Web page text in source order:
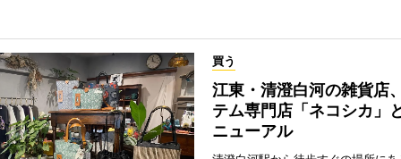
買う
江東・清澄白河の雑貨店
テム専門店「ネコシカ」
ニューアル